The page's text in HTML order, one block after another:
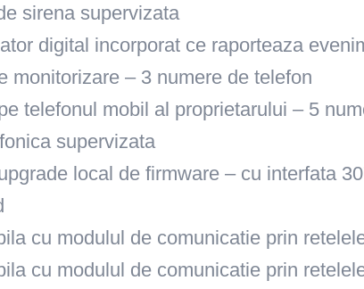
sirena supervizata
digital incorporat ce raporteaza
monitorizare – 3 numere de telefon
telefonul mobil al proprietarului – 5
supervizata
local de firmware – cu interfata
cu modulul de comunicatie prin
cu modulul de comunicatie prin